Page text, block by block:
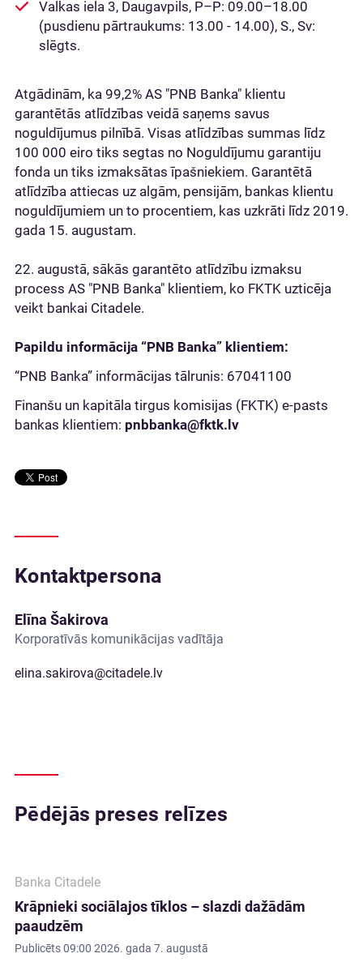
Valkas iela 3, Daugavpils, P–P: 09.00–18.00
(pusdienu pārtraukums: 13.00 - 14.00), S., Sv:
slēgts.
Atgādinām, ka 99,2% AS "PNB Banka" klientu
garantētās atlīdzības veidā saņems savus
noguldījumus pilnībā. Visas atlīdzības summas līdz
100 000 eiro tiks segtas no Noguldījumu garantiju
fonda un tiks izmaksātas īpašniekiem. Garantētā
atlīdzība attiecas uz algām, pensijām, bankas klientu
noguldījumiem un to procentiem, kas uzkrāti līdz 2019.
gada 15. augustam.
22. augustā, sākās garantēto atlīdzību izmaksu
process AS "PNB Banka" klientiem, ko FKTK uzticēja
veikt bankai Citadele.
Papildu informācija “PNB Banka” klientiem:
“PNB Banka” informācijas tālrunis: 67041100
Finanšu un kapitāla tirgus komisijas (FKTK) e-pasts
bankas klientiem: pnbbanka@fktk.lv
Kontaktpersona
Elīna Šakirova
Korporatīvās komunikācijas vadītāja
elina.sakirova@citadele.lv
Pēdējās preses relīzes
Banka Citadele
Krāpnieki sociālajos tīklos – slazdi dažādām
paaudzēm
Publicēts09:00 2026. gada 7. augustā